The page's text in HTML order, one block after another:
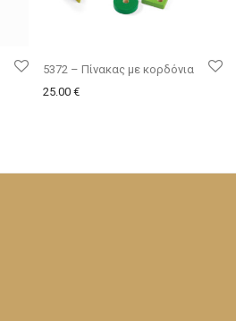
5372 – Πίνακας με κορδόνια
25.00 €